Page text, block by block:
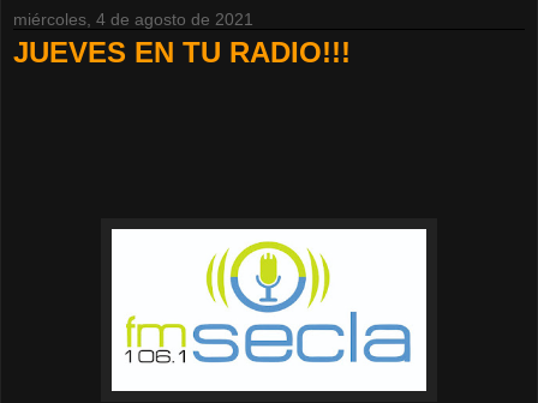
miércoles, 4 de agosto de 2021
JUEVES EN TU RADIO!!!